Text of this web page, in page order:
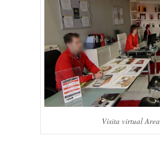
Visita virtual